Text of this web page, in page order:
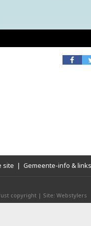
site | Gemeente-info & links
copyright | Site: Webstylers